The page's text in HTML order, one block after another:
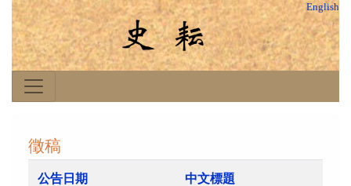
English
徵稿
公告日期 中文標題